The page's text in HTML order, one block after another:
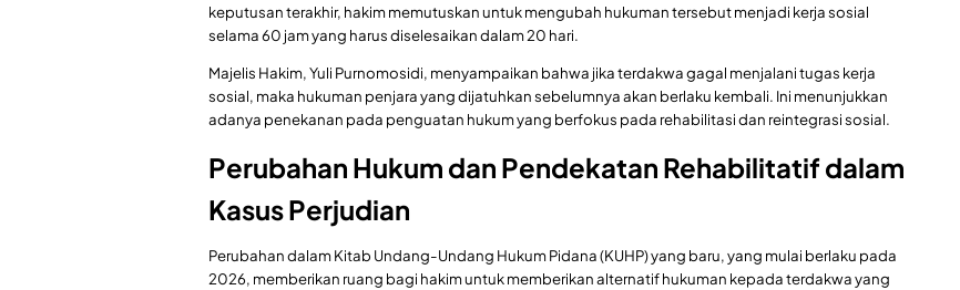
keputusan terakhir, hakim memutuskan untuk mengubah hukuman tersebut menjadi kerja sosial
selama 60 jam yang harus diselesaikan dalam 20 hari.
Majelis Hakim, Yuli Purnomosidi, menyampaikan bahwa jika terdakwa gagal menjalani tugas kerja
sosial, maka hukuman penjara yang dijatuhkan sebelumnya akan berlaku kembali. Ini menunjukkan
adanya penekanan pada penguatan hukum yang berfokus pada rehabilitasi dan reintegrasi sosial.
Perubahan Hukum dan Pendekatan Rehabilitatif dalam
Kasus Perjudian
Perubahan dalam Kitab Undang-Undang Hukum Pidana (KUHP) yang baru, yang mulai berlaku pada
2026, memberikan ruang bagi hakim untuk memberikan alternatif hukuman kepada terdakwa yang